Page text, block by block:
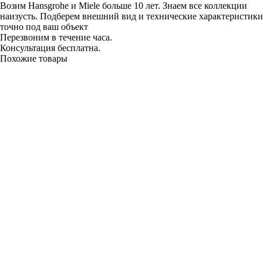
Возим Hansgrohe и Miele больше 10 лет. Знаем все коллекции
наизусть. Подберем внешний вид и технические характеристики
точно под ваш объект
Перезвоним в течение часа.
Консультация бесплатна.
Похожие товары